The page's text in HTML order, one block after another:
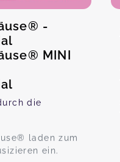
-
MINI
die
laden zum
ein.